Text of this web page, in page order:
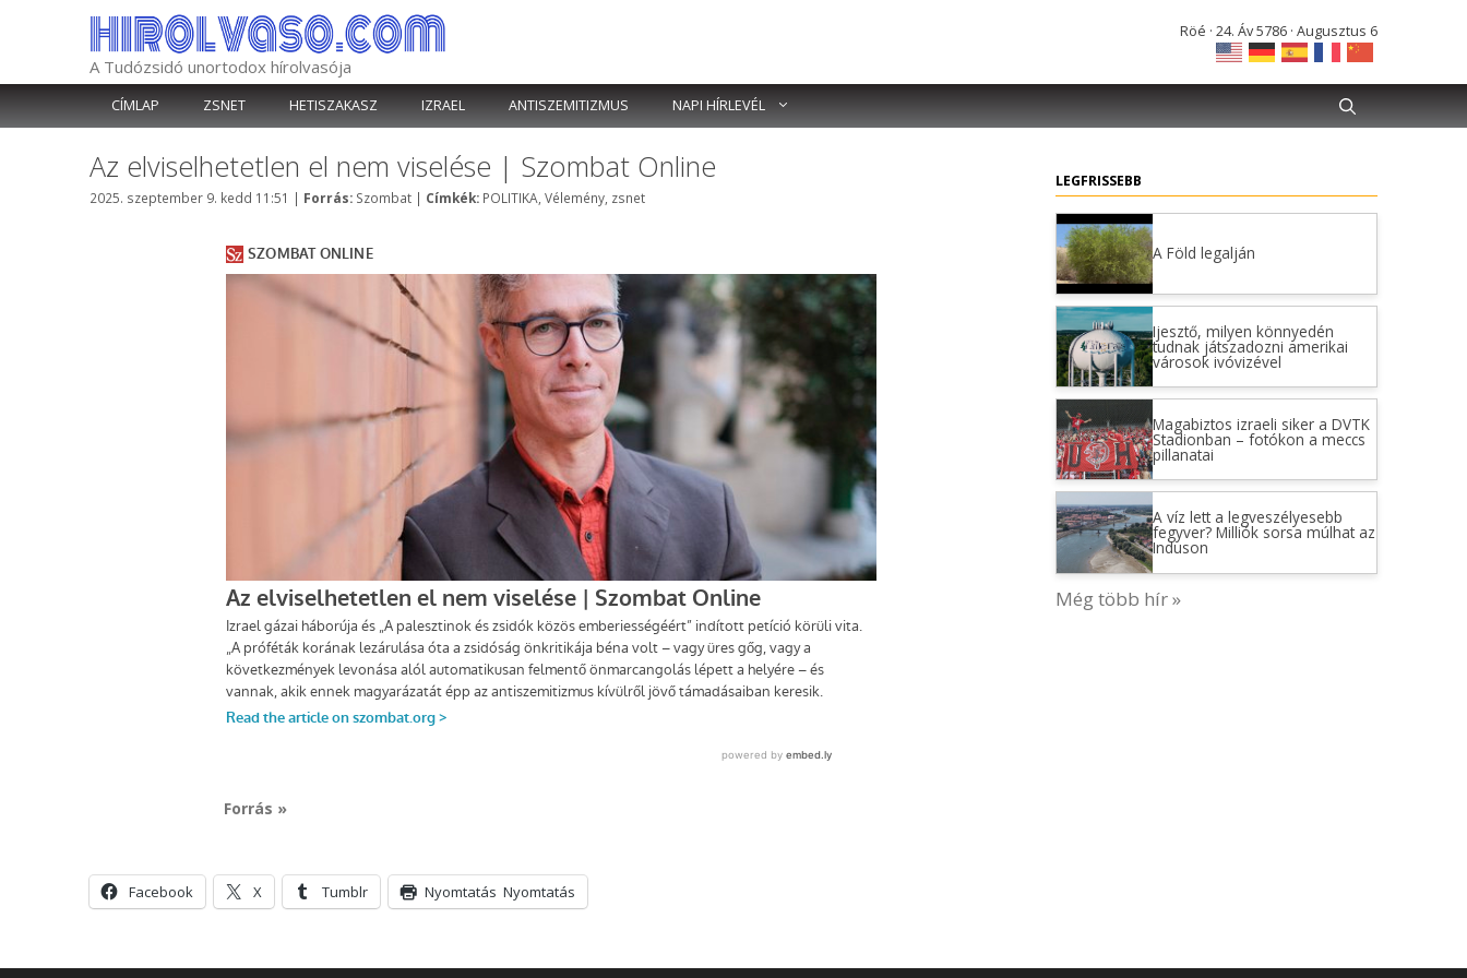
A Tudózsidó unortodox hírolvasója
Röé · 24. Áv 5786 · Augusztus 6
CÍMLAP ZSNET HETISZAKASZ IZRAEL ANTISZEMITIZMUS NAPI HÍRLEVÉL
Az elviselhetetlen el nem viselése | Szombat Online
2025. szeptember 9. kedd 11:51 | Forrás: Kategória
Szombat | Címkék: Címkék
POLITIKA Vélemény zsnet
Forrás »
Facebook X Tumblr Nyomtatás Nyomtatás
LEGFRISSEBB
A Föld legalján
Ijesztő, milyen könnyedén
tudnak játszadozni amerikai
városok ivóvizével
Magabiztos izraeli siker a DVTK
Stadionban – fotókon a meccs
pillanatai
A víz lett a legveszélyesebb
fegyver? Milliók sorsa múlhat az
Induson
Még több hír »